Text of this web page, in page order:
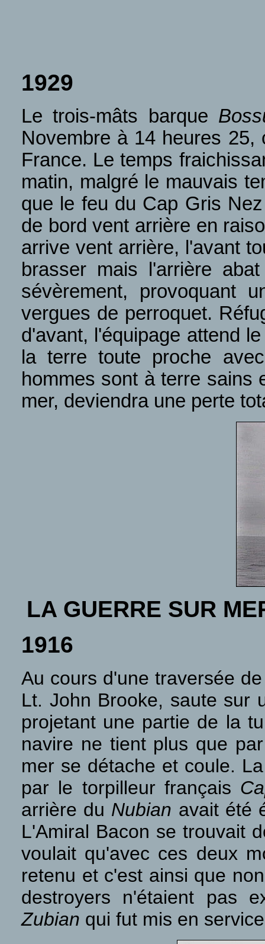
1929
Le trois-mâts barque
Novembre à 14 heures
France. Le temps
matin, malgré le mauvais
que le feu du Cap Gris
de bord vent arrière en
arrive vent arrière, l'avant
brasser mais l'arrière
sévèrement, provoquant
vergues de perroquet.
d'avant, l'équipage attend
la terre toute proche
hommes sont à terre sains
mer, deviendra une perte
LA GUERRE SUR
1916
Au cours d'une traversée
Lt. John Brooke, saute sur
projetant une partie de la
navire ne tient plus que
mer se détache et coule.
par le torpilleur français
arrière du Nubian avait été
L'Amiral Bacon se trouvait
voulait qu'avec ces deux
retenu et c'est ainsi que
destroyers n'étaient pas
Zubian qui fut mis en